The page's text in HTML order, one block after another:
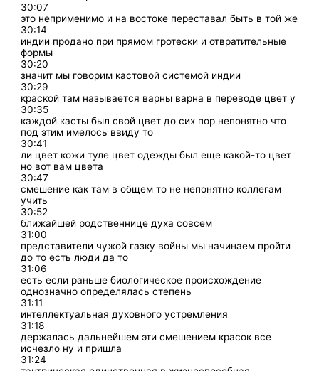
30:07
это неприменимо и на востоке переставал быть в той же
30:14
индии продано при прямом гротески и отвратительные
формы
30:20
значит мы говорим кастовой системой индии
30:29
краской там называется варны варна в переводе цвет у
30:35
каждой касты был свой цвет до сих пор непонятно что
под этим имелось ввиду то
30:41
ли цвет кожи туле цвет одежды был еще какой-то цвет
но вот вам цвета
30:47
смешение как там в общем то не непонятно коллегам
учить
30:52
ближайшей родственнице духа совсем
31:00
представители чужой газку войны мы начинаем пройти
до то есть люди да то
31:06
есть если раньше биологическое происхождение
однозначно определялась степень
31:11
интеллектуальная духовного устремления
31:18
держалась дальнейшем эти смешением красок все
исчезло ну и пришла
31:24